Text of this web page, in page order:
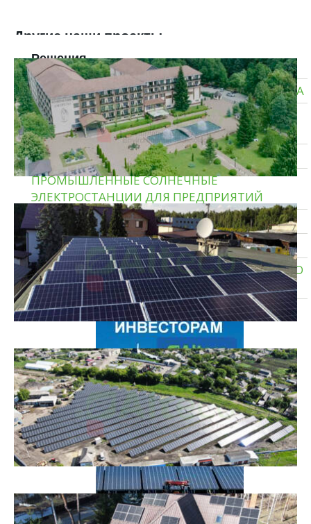
Решения
СОЛНЕЧНЫЕ ЭЛЕКТРОСТАНЦИИ ДЛЯ БИЗНЕСА
ТИПОВЫЕ СОЛНЕЧНЫЕ ЭЛЕКТРОСТАНЦИИ
ДЛЯ ДОМА
ГИБРИДНЫЕ СОЛНЕЧНЫЕ ЭЛЕКТРОСТАНЦИИ
ПРОМЫШЛЕННЫЕ СОЛНЕЧНЫЕ
ЭЛЕКТРОСТАНЦИИ ДЛЯ ПРЕДПРИЯТИЙ
СОЛНЕЧНЫЕ ЭЛЕКТРОСТАНЦИИ ДЛЯ ДОМА
ТЕПЛОВЫЕ НАСОСЫ ЗЕМЛЯ — ВОДА
СИСТЕМЫ ХРАНЕНИЯ ЭНЕРГИИ И РЕЗЕРВНОГО
ПИТАНИЯ
Другие наши проекты